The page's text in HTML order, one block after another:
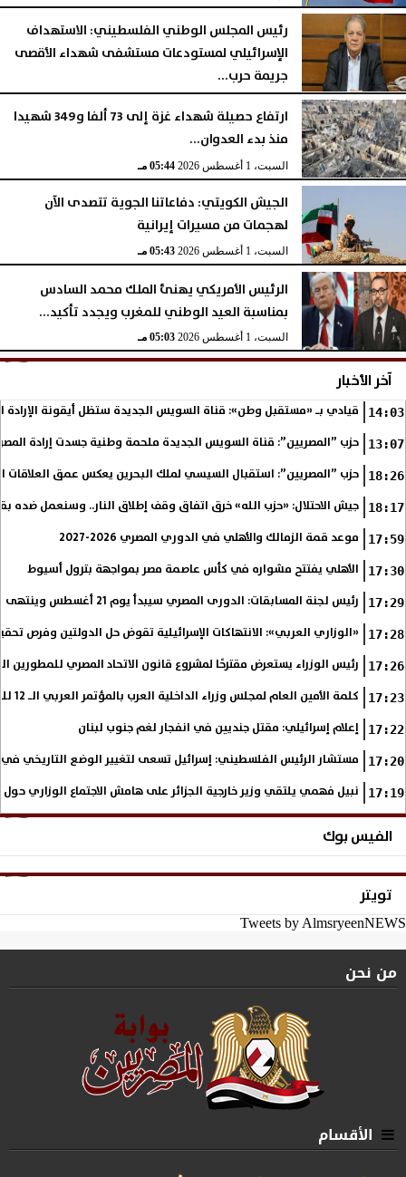
رئيس المجلس الوطني الفلسطيني: الاستهداف
الإسرائيلي لمستودعات مستشفى شهداء الأقصى
جريمة حرب...
السبت، 1 أغسطس 2026
ارتفاع حصيلة شهداء غزة إلى 73 ألفا و349 شهيدا
منذ بدء العدوان...
السبت، 1 أغسطس 2026 05:44 مـ
الجيش الكويتي: دفاعاتنا الجوية تتصدى الآن
لهجمات من مسيرات إيرانية
السبت، 1 أغسطس 2026 05:43 مـ
الرئيس الأمريكي يهنئ الملك محمد السادس
بمناسبة العيد الوطني للمغرب ويجدد تأكيد...
السبت، 1 أغسطس 2026 05:03 مـ
آخر الأخبار
14:03 قيادي بـ «مستقبل وطن»: قناة السويس الجديدة ستظل أيقونة الإرادة
13:07 حزب ”المصريين”: قناة السويس الجديدة ملحمة وطنية جسدت إرادة
18:26 حزب ”المصريين”: استقبال السيسي لملك البحرين يعكس عمق العلاقات
18:17 جيش الاحتلال: «حزب الله» خرق اتفاق وقف إطلاق النار.. وسنعمل ضده
17:59 موعد قمة الزمالك والأهلي في الدوري المصري 2026-2027
17:30 الأهلي يفتتح مشواره في كأس عاصمة مصر بمواجهة بترول أسيوط
17:29 رئيس لجنة المسابقات: الدورى المصري سيبدأ يوم 21 أغسطس وينتهى فى مايو
17:28 «الوزاري العربي»: الانتهاكات الإسرائيلية تقوض حل الدولتين وفرص
17:26 رئيس الوزراء يستعرض مقترحًا لمشروع قانون الاتحاد المصري للمطورين
17:23 كلمة الأمين العام لمجلس وزراء الداخلية العرب بالمؤتمر العربي الـ 12 للمسؤولين عن الأمن السياحي
17:22 إعلام إسرائيلي: مقتل جنديين في انفجار لغم جنوب لبنان
17:20 مستشار الرئيس الفلسطيني: إسرائيل تسعى لتغيير الوضع التاريخي
17:19 نبيل فهمي يلتقي وزير خارجية الجزائر على هامش الاجتماع الوزاري
الفيس بوك
تويتر
Tweets by AlmsryeenNEWS
من نحن
الأقسام